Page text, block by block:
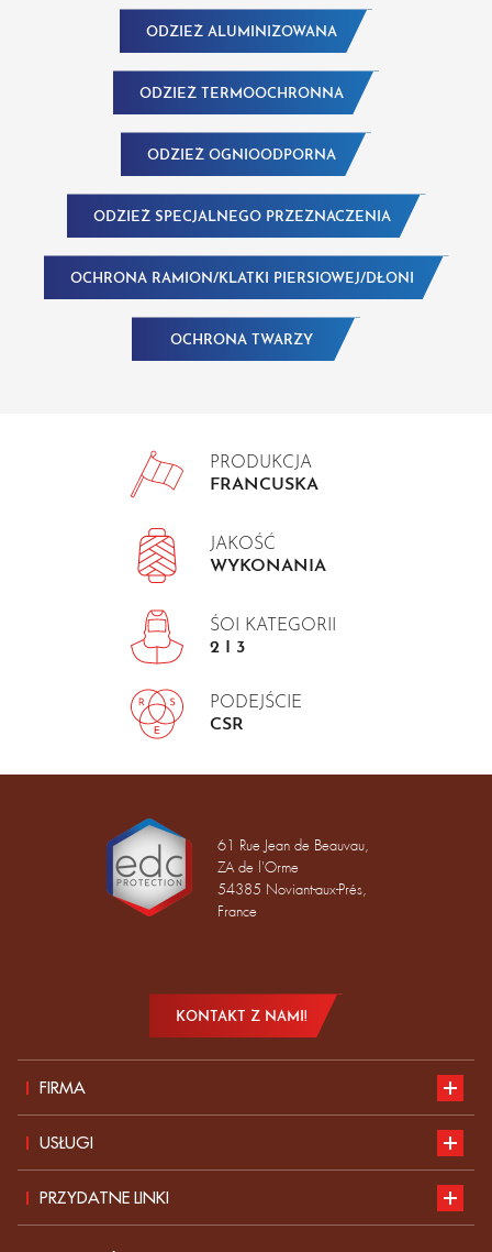
ODZIEŻ ALUMINIZOWANA
ODZIEŻ TERMOOCHRONNA
ODZIEŻ OGNIOODPORNA
ODZIEŻ SPECJALNEGO PRZEZNACZENIA
OCHRONA RAMION/KLATKI PIERSIOWEJ/DŁONI
OCHRONA TWARZY
PRODUKCJA
FRANCUSKA
JAKOŚĆ
WYKONANIA
ŚOI KATEGORII
2 I 3
PODEJŚCIE
CSR
61 Rue Jean de Beauvau,
ZA de l'Orme
54385 Noviant-aux-Prés,
France
KONTAKT Z NAMI!
FIRMA
Rozwój zrównoważony
USŁUGI
Normy dotyczące ŚOI
PRZYDATNE LINKI